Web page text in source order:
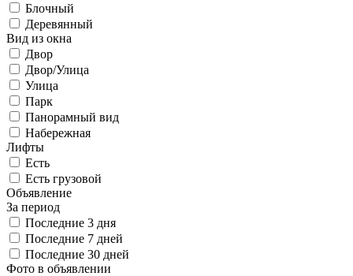
Блочный
Деревянный
Вид из окна
Двор
Двор/Улица
Улица
Парк
Панорамный вид
Набережная
Лифты
Есть
Есть грузовой
Объявление
За период
Последние 3 дня
Последние 7 дней
Последние 30 дней
Фото в объявлении